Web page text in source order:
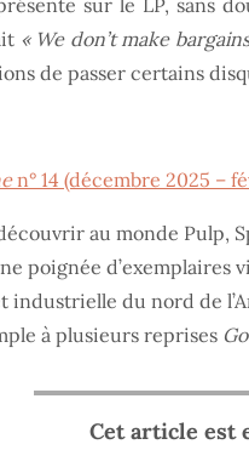
sur le LP, sans
« We don’t make
de passer certains
n° 14 (décembre 2025 –
au monde Pulp,
poignée
industrielle du nord de
à plusieurs reprises
Cet article est